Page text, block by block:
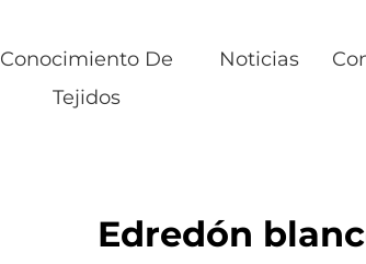
Conocimiento De
Tejidos
Noticias
Edredón